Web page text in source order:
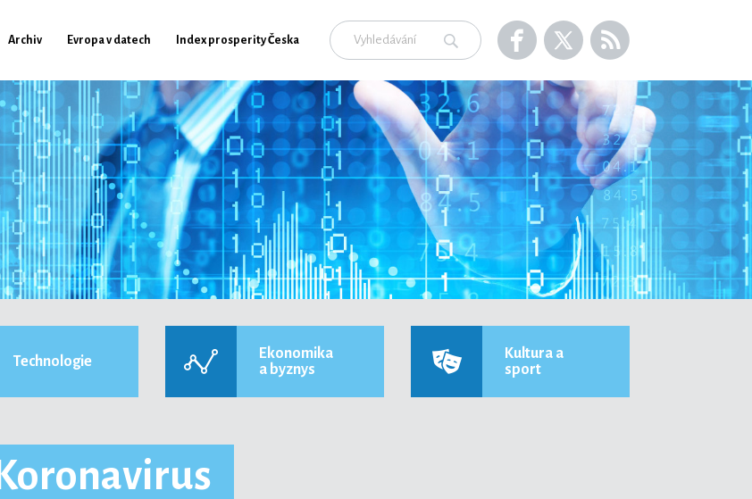
Archiv Evropa v datech Index prosperity Česka
Technologie
Ekonomika
a byznys
Kultura a
sport
Koronavirus